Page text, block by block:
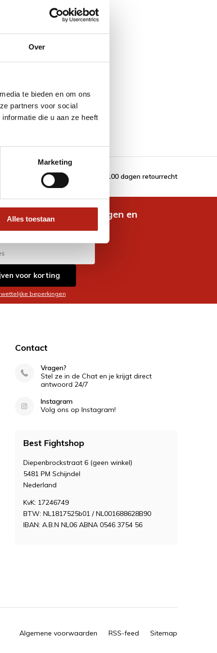
Over
te bieden en om ons
partners voor social
die u aan ze heeft
Marketing
Alles toestaan
100 dagen retourrecht
nieuwste aanbiedingen en
voor korting
beperkingen
Contact
Vragen?
Stel ze in de Chat en je krijgt direct
antwoord 24/7
Instagram
Volg ons op Instagram!
Best Fightshop
Diepenbrockstraat 6 (geen winkel)
5481 PM Schijndel
Nederland
KvK: 17246749
BTW: NL1817525b01 / NL001688628B90
IBAN: A.B.N NL06 ABNA 0546 3754 56
Algemene voorwaarden RSS-feed Sitemap